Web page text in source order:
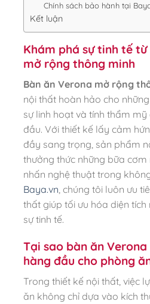
Chính sách bảo hành tại
Kết luận
Khám phá sự tinh tế
mở rộng thông minh
Bàn ăn Verona mở rộng
nội thất hoàn hảo cho
sự linh hoạt và tính thẩm
đầu. Với thiết kế lấy cảm
đầy sang trọng, sản phẩm
thưởng thức những bữa
nhấn nghệ thuật trong
Baya.vn , chúng tôi luôn ưu
thất giúp tối ưu hóa diện
sự tinh tế.
Tại sao bàn ăn
hàng đầu cho phòng
Trong thiết kế nội thất, việc
ăn không chỉ dựa vào kích